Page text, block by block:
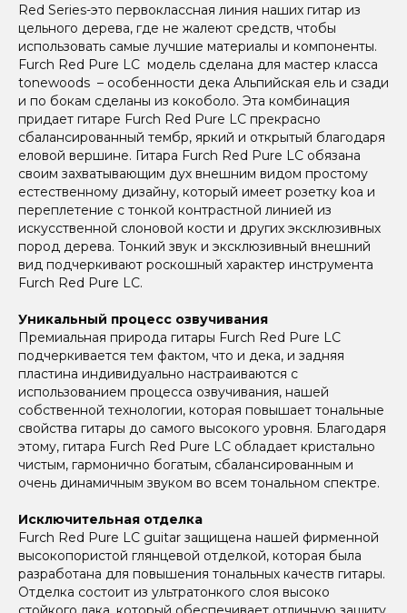
Red Series-это первоклассная линия наших гитар из
цельного дерева, где не жалеют средств, чтобы
использовать самые лучшие материалы и компоненты.
Furch Red Pure LC модель сделана для мастер класса
tonewoods – особенности дека Альпийская ель и сзади
и по бокам сделаны из кокоболо. Эта комбинация
придает гитаре Furch Red Pure LC прекрасно
сбалансированный тембр, яркий и открытый благодаря
еловой вершине. Гитара Furch Red Pure LC обязана
своим захватывающим дух внешним видом простому
естественному дизайну, который имеет розетку koa и
переплетение с тонкой контрастной линией из
искусственной слоновой кости и других эксклюзивных
пород дерева. Тонкий звук и эксклюзивный внешний
вид подчеркивают роскошный характер инструмента
Furch Red Pure LC.
Уникальный процесс озвучивания
Премиальная природа гитары Furch Red Pure LC
подчеркивается тем фактом, что и дека, и задняя
пластина индивидуально настраиваются с
использованием процесса озвучивания, нашей
собственной технологии, которая повышает тональные
свойства гитары до самого высокого уровня. Благодаря
этому, гитара Furch Red Pure LC обладает кристально
чистым, гармонично богатым, сбалансированным и
очень динамичным звуком во всем тональном спектре.
Исключительная отделка
Furch Red Pure LC guitar защищена нашей фирменной
высокопористой глянцевой отделкой, которая была
разработана для повышения тональных качеств гитары.
Отделка состоит из ультратонкого слоя высоко